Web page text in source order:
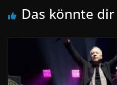
Das könnte